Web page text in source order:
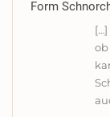
Form